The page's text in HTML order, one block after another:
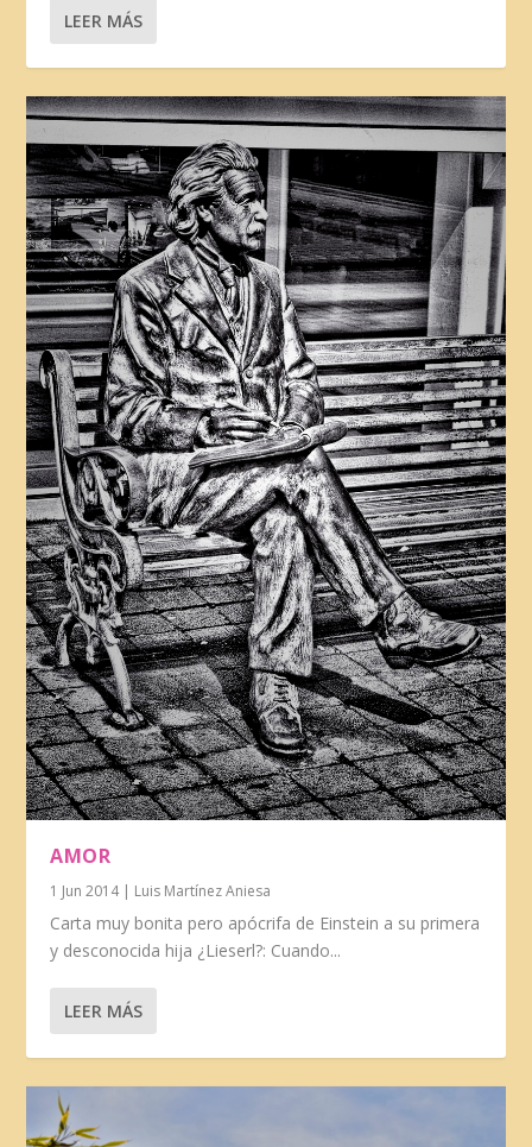
LEER MÁS
AMOR
1 Jun 2014| Luis Martínez Aniesa
Carta muy bonita pero apócrifa de Einstein a su primera
y desconocida hija ¿Lieserl?: Cuando...
LEER MÁS